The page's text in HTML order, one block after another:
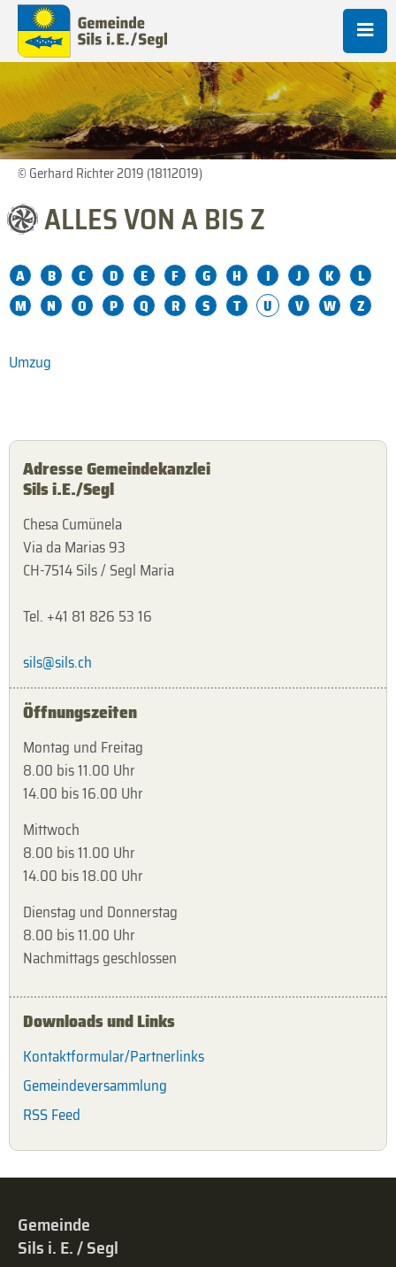
© Gerhard Richter 2019 (18112019)
ALLES VON A BIS Z
A B C D E F G H I J K
L
M
N O P Q R S T U V W Z
Umzug
Adresse Gemeindekanzlei
Sils i.E./Segl
Chesa Cumünela
Via da Marias 93
CH-7514 Sils / Segl Maria
Tel. +41 81 826 53 16
sils@sils.ch
Öffnungszeiten
Montag und Freitag
8.00 bis 11.00 Uhr
14.00 bis 16.00 Uhr
Mittwoch
8.00 bis 11.00 Uhr
14.00 bis 18.00 Uhr
Dienstag und Donnerstag
8.00 bis 11.00 Uhr
Nachmittags geschlossen
Downloads und Links
Kontaktformular/Partnerlinks
Gemeindeversammlung
RSS Feed
Gemeinde
Sils i. E. / Segl